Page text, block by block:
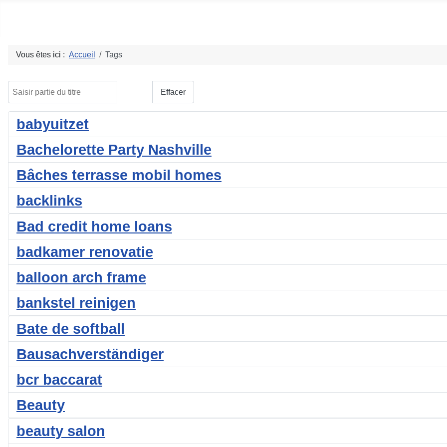
Vous êtes ici : Accueil Tags
Effacer
babyuitzet
Bachelorette Party Nashville
Bâches terrasse mobil homes
backlinks
Bad credit home loans
badkamer renovatie
balloon arch frame
bankstel reinigen
Bate de softball
Bausachverständiger
bcr baccarat
Beauty
beauty salon